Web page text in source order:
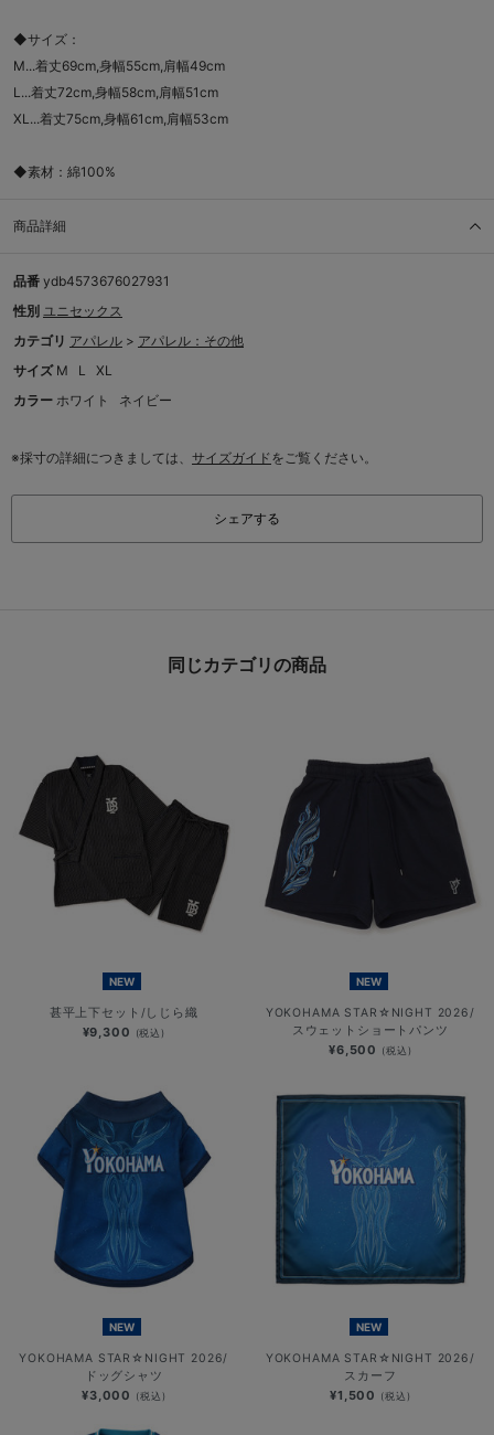
◆サイズ：
M...着丈69cm,身幅55cm,肩幅49cm
L...着丈72cm,身幅58cm,肩幅51cm
XL...着丈75cm,身幅61cm,肩幅53cm
◆素材：綿100%
商品詳細
品番 ydb4573676027931
性別 ユニセックス
カテゴリ アパレル > アパレル：その他
サイズ M L
XL
カラー ホワイト ネイビー
※採寸の詳細につきましては、 サイズガイドをご覧ください。
シェアする
同じカテゴリの商品
NEW
甚平上下セット/しじら織
¥9,300 (税込)
NEW
YOKOHAMA STAR☆NIGHT 2026/
スウェットショートパンツ
¥6,500 (税込)
NEW
YOKOHAMA STAR☆NIGHT 2026/
ドッグシャツ
¥3,000 (税込)
NEW
YOKOHAMA STAR☆NIGHT 2026/
スカーフ
¥1,500 (税込)